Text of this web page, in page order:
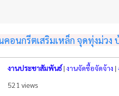
อนกรีตเสริมเหล็ก จุดทุ่งม่ว
งานประชาสัมพันธ์|งานจัดซื้อจัดจ้าง |
521 views